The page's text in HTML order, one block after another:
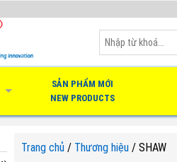
SẢN PHẨM MỚI
NEW PRODUCTS
Trang chủ / Thương hiệu /SHAW